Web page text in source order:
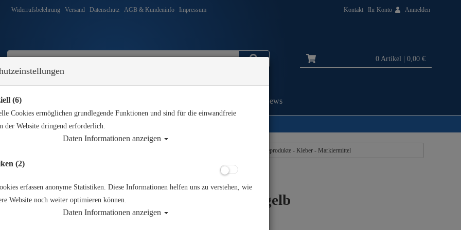
Widerrufsbelehrung Versand Datenschutz AGB & Kundeninfo Impressum Kontakt Ihr Konto Anmelden
0 Artikel | 0,00 €
Blog/News
Sie sind hier Tauchausrüstung
Alle Artikel zeigen aus: Pflegeprodukte - Kleber - Markiermittel
TSV Universalbügel - gelb
(6)
Cookies ermöglichen grundlegende Funktionen und sind für die einwandfreie
der Website dringend erforderlich.
Daten Informationen anzeigen
(2)
erfassen anonyme Statistiken. Diese Informationen helfen uns zu verstehen, wie
Website noch weiter optimieren können.
Daten Informationen anzeigen